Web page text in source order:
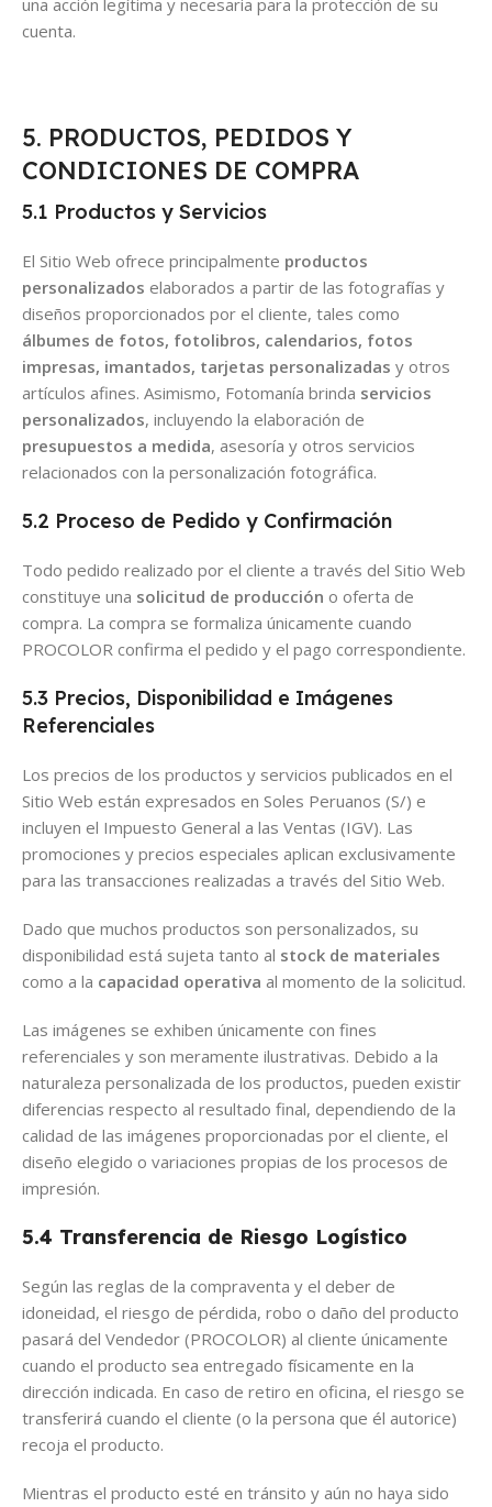
una acción legítima y necesaria para la protección de su
cuenta.
5. PRODUCTOS, PEDIDOS Y
CONDICIONES DE COMPRA
5.1 Productos y Servicios
El Sitio Web ofrece principalmente productos
personalizados elaborados a partir de las fotografías y
diseños proporcionados por el cliente, tales como
álbumes de fotos, fotolibros, calendarios, fotos
impresas, imantados, tarjetas personalizadas y otros
artículos afines. Asimismo, Fotomanía brinda servicios
personalizados, incluyendo la elaboración de
presupuestos a medida, asesoría y otros servicios
relacionados con la personalización fotográfica.
5.2 Proceso de Pedido y Confirmación
Todo pedido realizado por el cliente a través del Sitio Web
constituye una solicitud de producción o oferta de
compra. La compra se formaliza únicamente cuando
PROCOLOR confirma el pedido y el pago correspondiente.
5.3 Precios, Disponibilidad e Imágenes
Referenciales
Los precios de los productos y servicios publicados en el
Sitio Web están expresados en Soles Peruanos (S/) e
incluyen el Impuesto General a las Ventas (IGV). Las
promociones y precios especiales aplican exclusivamente
para las transacciones realizadas a través del Sitio Web.
Dado que muchos productos son personalizados, su
disponibilidad está sujeta tanto al stock de materiales
como a la capacidad operativa al momento de la solicitud.
Las imágenes se exhiben únicamente con fines
referenciales y son meramente ilustrativas. Debido a la
naturaleza personalizada de los productos, pueden existir
diferencias respecto al resultado final, dependiendo de la
calidad de las imágenes proporcionadas por el cliente, el
diseño elegido o variaciones propias de los procesos de
impresión.
5.4 Transferencia de Riesgo Logístico
Según las reglas de la compraventa y el deber de
idoneidad, el riesgo de pérdida, robo o daño del producto
pasará del Vendedor (PROCOLOR) al cliente únicamente
cuando el producto sea entregado físicamente en la
dirección indicada. En caso de retiro en oficina, el riesgo se
transferirá cuando el cliente (o la persona que él autorice)
recoja el producto.
Mientras el producto esté en tránsito y aún no haya sido